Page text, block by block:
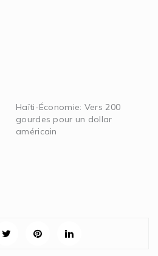
Haïti-Économie: Vers 200
gourdes pour un dollar
américain